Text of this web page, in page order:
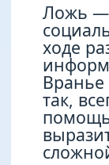
Ложь —
ходе
Вранье
так,